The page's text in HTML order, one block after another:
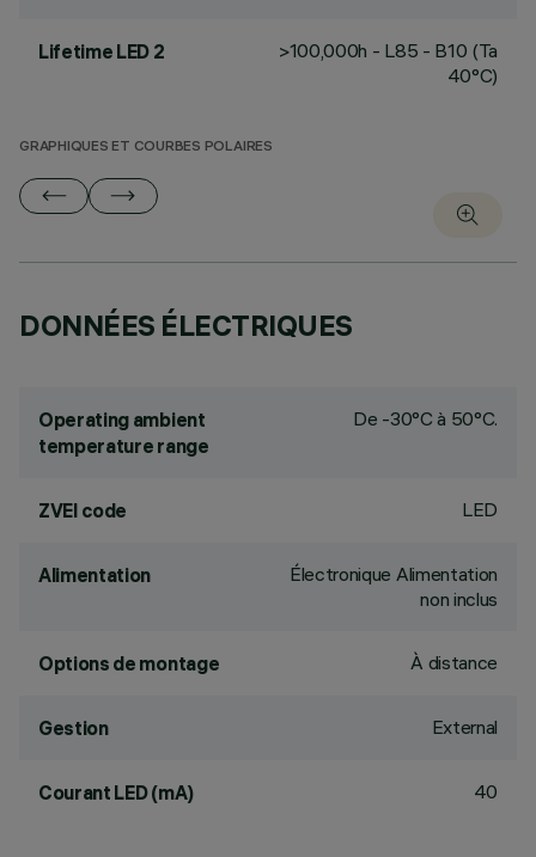
Lifetime LED 2
>100,000h - L85 - B10 (Ta
40°C)
GRAPHIQUES ET COURBES POLAIRES
DONNÉES ÉLECTRIQUES
Operating ambient
temperature range
De -30°C à 50°C.
ZVEI code LED
Alimentation
Électronique Alimentation
non inclus
Options de montage À distance
Gestion External
Courant LED (mA) 40